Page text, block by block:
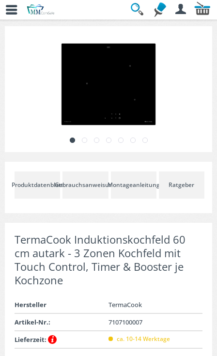
Übersicht
ProduktdatenblattGebrauchsanweisungMontageanleitung Ratgeber
TermaCook Induktionskochfeld 60
cm autark - 3 Zonen Kochfeld mit
Touch Control, Timer & Booster je
Kochzone
Hersteller
TermaCook
Artikel-Nr.:
7107100007
Lieferzeit:
ca. 10-14 Werktage